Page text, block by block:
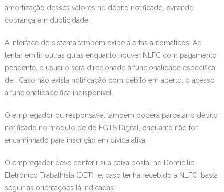
amortização desses valores no débito notificado, evitando
cobrança em duplicidade.
A interface do sistema também exibe alertas automáticos. Ao
tentar emitir outras guias enquanto houver NLFC com pagamento
pendente, o usuário será direcionado à funcionalidade específica
de . Caso não exista notificação com débito em aberto, o acesso
à funcionalidade fica indisponível.
O empregador ou responsável também poderá parcelar o débito
notificado no módulo de do FGTS Digital, enquanto não for
encaminhado para inscrição em dívida ativa.
O empregador deve conferir sua caixa postal no Domicílio
Eletrônico Trabalhista (DET) e, caso tenha recebido a NLFC, basta
seguir as orientações lá indicadas.